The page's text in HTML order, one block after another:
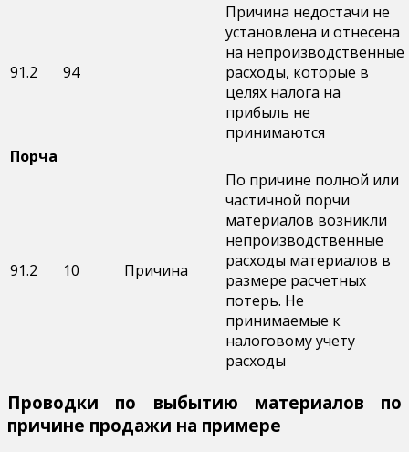
91.2 94
Причина недостачи не
установлена и отнесена
на непроизводственные
расходы, которые в
целях налога на
прибыль не
принимаются
Порча
91.2 10 Причина
По причине полной или
частичной порчи
материалов возникли
непроизводственные
расходы материалов в
размере расчетных
потерь. Не
принимаемые к
налоговому учету
расходы
Проводки по выбытию материалов по
причине продажи на примере